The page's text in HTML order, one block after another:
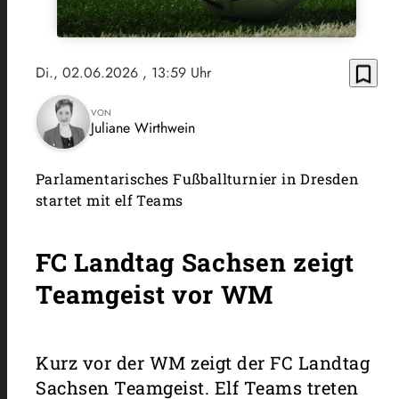
Di., 02.06.2026 , 13:59 Uhr bookmark_border
VON
Juliane Wirthwein
Parlamentarisches Fußballturnier in Dresden
startet mit elf Teams
FC Landtag Sachsen zeigt
Teamgeist vor WM
Kurz vor der WM zeigt der FC Landtag
Sachsen Teamgeist. Elf Teams treten